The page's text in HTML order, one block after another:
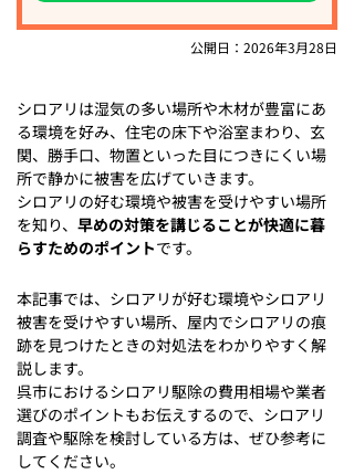
公開日：2026年3月28日
シロアリは湿気の多い場所や木材が豊富にあ
る環境を好み、住宅の床下や浴室まわり、玄
関、勝手口、物置といった目につきにくい場
所で静かに被害を広げていきます。
シロアリの好む環境や被害を受けやすい場所
を知り、 早めの対策を講じることが快適に暮
らすためのポイントです。
本記事では、シロアリが好む環境やシロアリ
被害を受けやすい場所、屋内でシロアリの痕
跡を見つけたときの対処法をわかりやすく解
説します。
呉市におけるシロアリ駆除の費用相場や業者
選びのポイントもお伝えするので、シロアリ
調査や駆除を検討している方は、ぜひ参考に
してください。